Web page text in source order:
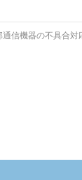
通信機器の不具合対